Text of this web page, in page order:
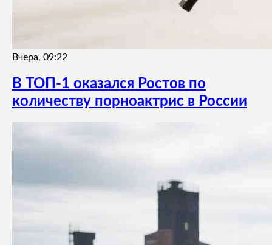
Вчера, 09:22
В ТОП-1 оказался Ростов по
количеству порноактрис в России